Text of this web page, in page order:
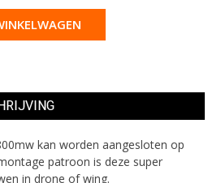
kan worden aangesloten op
patroon is deze super
in drone of wing.